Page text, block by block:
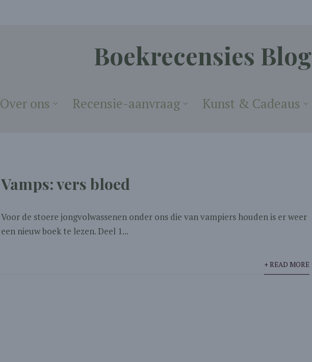
Boekrecensies Blog
Over ons Recensie-aanvraag Kunst & Cadeaus
Vamps: vers bloed
Voor de stoere jongvolwassenen onder ons die van vampiers houden is er weer
een nieuw boek te lezen. Deel 1...
+ READ MORE